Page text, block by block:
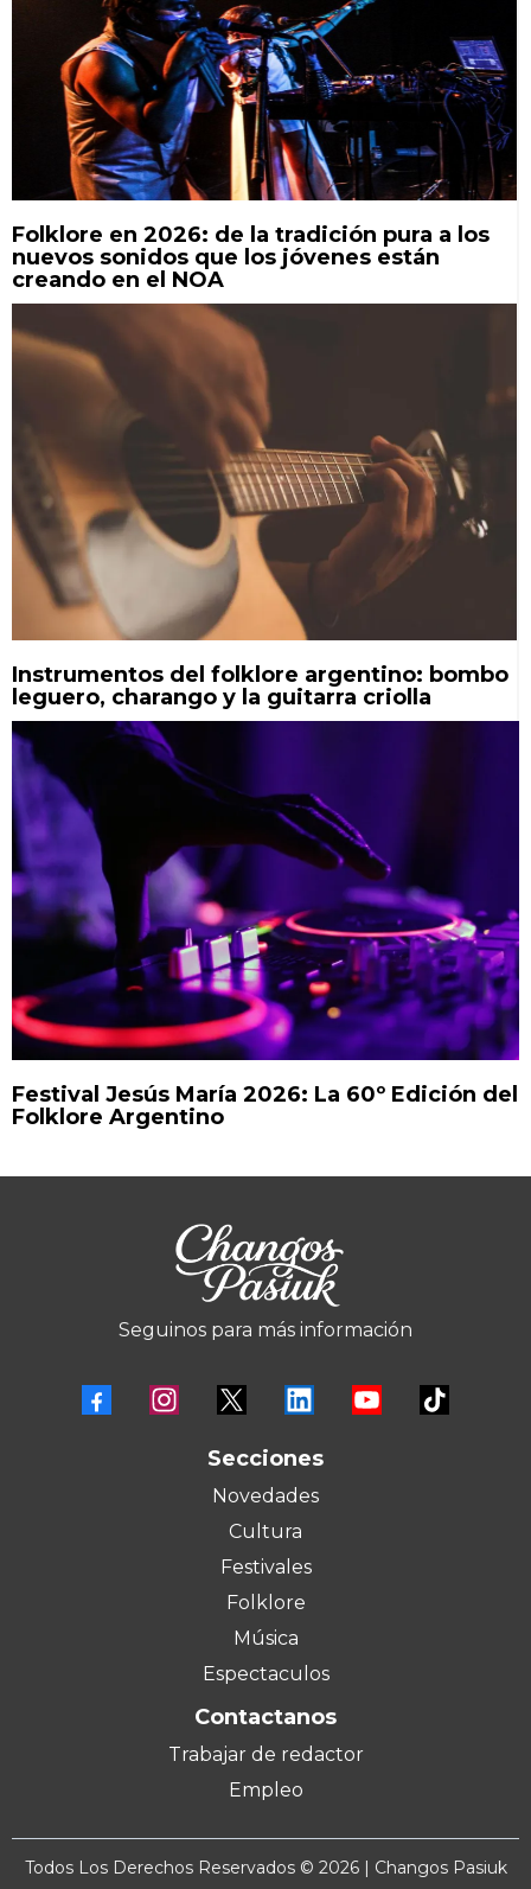
Folklore en 2026: de la tradición pura a los
nuevos sonidos que los jóvenes están
creando en el NOA
Instrumentos del folklore argentino: bombo
leguero, charango y la guitarra criolla
Festival Jesús María 2026: La 60º Edición del
Folklore Argentino
Seguinos para más información
Secciones
Novedades
Cultura
Festivales
Folklore
Música
Espectaculos
Contactanos
Trabajar de redactor
Empleo
Todos Los Derechos Reservados © 2026 | Changos Pasiuk